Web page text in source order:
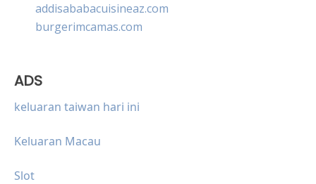
addisababacuisineaz.com
burgerimcamas.com
ADS
keluaran taiwan hari ini
Keluaran Macau
Slot